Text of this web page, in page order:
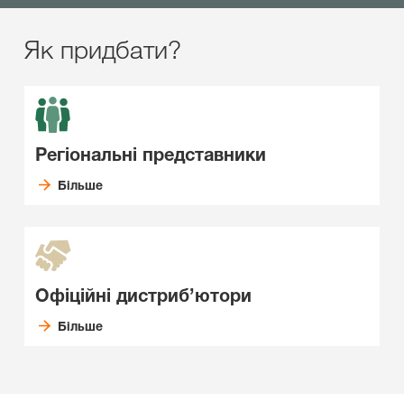
Як придбати?
Регіональні представники
Більше
Офіційні дистриб’ютори
Більше